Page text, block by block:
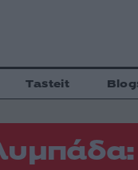
Tasteit